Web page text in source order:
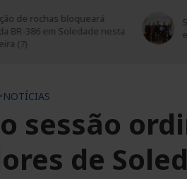
rochas bloqueará
386 em Soledade nesta
•NOTÍCIAS
sessão
de